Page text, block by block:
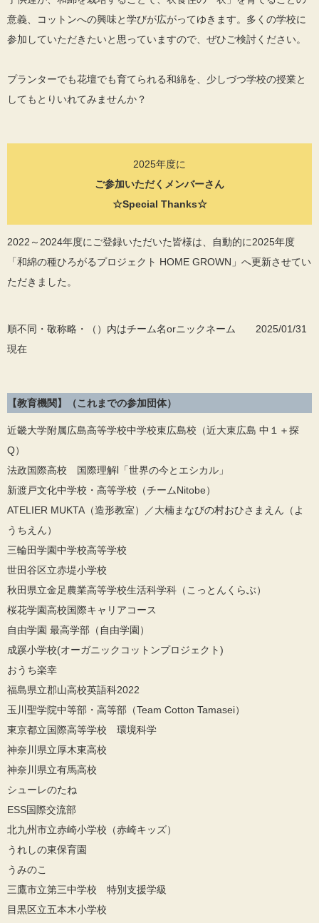
意義、コットンへの興味と学びが広がってゆきます。多くの学校に
参加していただきたいと思っていますので、ぜひご検討ください。
プランターでも花壇でも育てられる和綿を、少しづつ学校の授業と
してもとりいれてみませんか？
2025年度に
ご参加いただくメンバーさん
☆Special Thanks☆
2022～2024年度にご登録いただいた皆様は、自動的に2025年度
「和綿の種ひろがるプロジェクト HOME GROWN」へ更新させてい
ただきました。
順不同・敬称略・（）内はチーム名orニックネーム 2025/01/31
現在
【教育機関】（これまでの参加団体）
近畿大学附属広島高等学校中学校東広島校（近大東広島 中１＋探
Q）
法政国際高校 国際理解Ⅰ「世界の今とエシカル」
新渡戸文化中学校・高等学校（チームNitobe）
ATELIER MUKTA（造形教室）／大楠まなびの村おひさまえん（よ
うちえん）
三輪田学園中学校高等学校
世田谷区立赤堤小学校
秋田県立金足農業高等学校生活科学科（こっとんくらぶ）
桜花学園高校国際キャリアコース
自由学園 最高学部（自由学園）
成蹊小学校(オーガニックコットンプロジェクト)
おうち楽幸
福島県立郡山高校英語科2022
玉川聖学院中等部・高等部（Team Cotton Tamasei）
東京都立国際高等学校 環境科学
神奈川県立厚木東高校
神奈川県立有馬高校
シューレのたね
ESS国際交流部
北九州市立赤崎小学校（赤崎キッズ）
うれしの東保育園
うみのこ
三鷹市立第三中学校 特別支援学級
目黒区立五本木小学校